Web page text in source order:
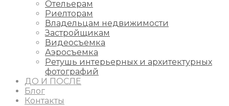
Отельерам
Риелторам
Владельцам недвижимости
Застройщикам
Видеосъемка
Аэросъемка
Ретушь интерьерных и архитектурных
фотографий
ДО И ПОСЛЕ
Блог
Контакты